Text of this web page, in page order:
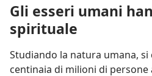
Gli esseri umani
spirituale
Studiando la natura umana, si
centinaia di milioni di